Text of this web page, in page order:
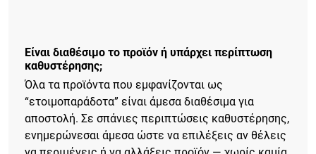
Είναι διαθέσιμο το προϊόν ή υπάρχει περίπτωση
καθυστέρησης;
Όλα τα προϊόντα που εμφανίζονται ως
“ετοιμοπαράδοτα” είναι άμεσα διαθέσιμα για
αποστολή. Σε σπάνιες περιπτώσεις καθυστέρησης,
ενημερώνεσαι άμεσα ώστε να επιλέξεις αν θέλεις